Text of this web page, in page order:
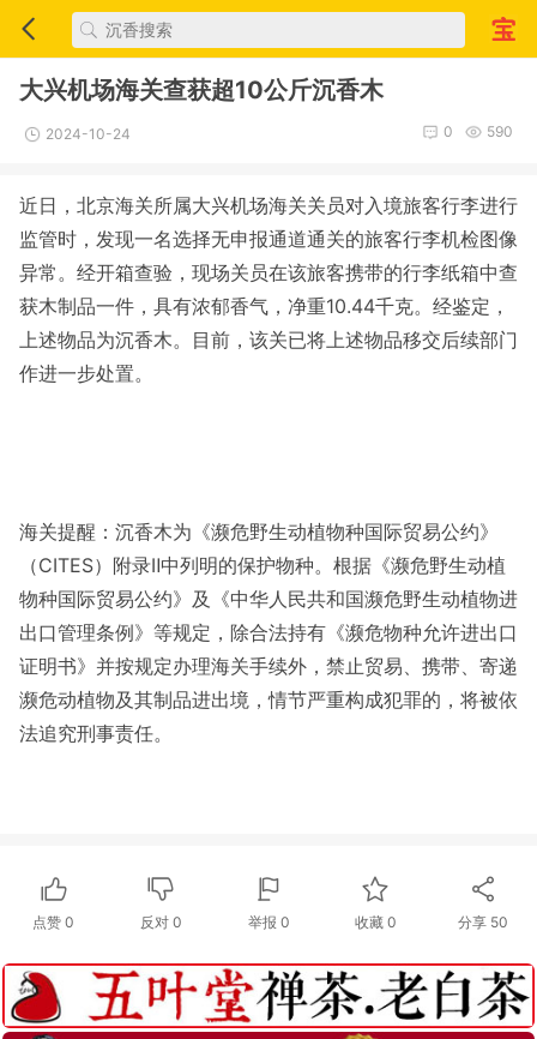
大兴机场海关查获超10公斤沉香木
2024-10-24 590
0
近日，北京海关所属大兴机场海关关员对入境旅客行李进行
监管时，发现一名选择无申报通道通关的旅客行李机检图像
异常。经开箱查验，现场关员在该旅客携带的行李纸箱中查
获木制品一件，具有浓郁香气，净重10.44千克。经鉴定，
上述物品为沉香木。目前，该关已将上述物品移交后续部门
作进一步处置。
海关提醒：沉香木为《濒危野生动植物种国际贸易公约》
（CITES）附录Ⅱ中列明的保护物种。根据《濒危野生动植
物种国际贸易公约》及《中华人民共和国濒危野生动植物进
出口管理条例》等规定，除合法持有《濒危物种允许进出口
证明书》并按规定办理海关手续外，禁止贸易、携带、寄递
濒危动植物及其制品进出境，情节严重构成犯罪的，将被依
法追究刑事责任。
点赞0 反对 0 举报 0 收藏 0 分享 50